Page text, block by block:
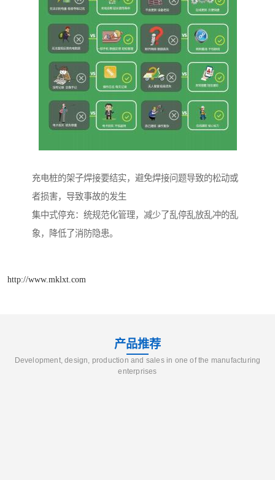
充电桩的架子焊接要结实，避免焊接问题导致的松动或
者损害，导致事故的发生
集中式停充：统规范化管理，减少了乱停乱放乱冲的乱
象，降低了消防隐患。
http://www.mklxt.com
产品推荐
Development, design, production and sales in one of the manufacturing
enterprises